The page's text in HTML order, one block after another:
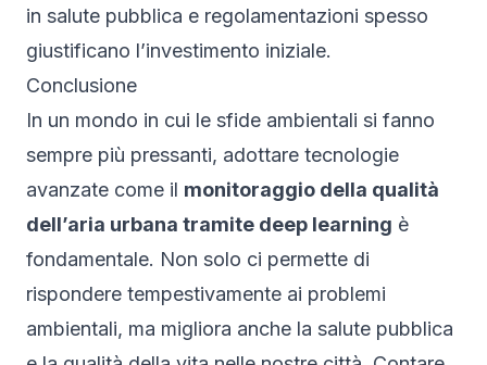
in salute pubblica e regolamentazioni spesso
giustificano l’investimento iniziale.
Conclusione
In un mondo in cui le sfide ambientali si fanno
sempre più pressanti, adottare tecnologie
avanzate come il monitoraggio della qualità
dell’aria urbana tramite deep learning è
fondamentale. Non solo ci permette di
rispondere tempestivamente ai problemi
ambientali, ma migliora anche la salute pubblica